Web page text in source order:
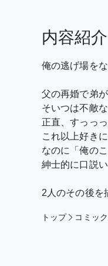
内容紹介
俺の逃げ場を
父の再婚で弟が
そいつは不敵な
正直、すっっ
これ以上好き
なのに「俺の
紳士的に口説
2人のその後を
トップ コミック